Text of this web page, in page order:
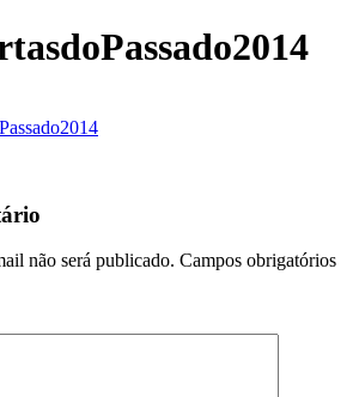
não será publicado. Campos obrigatórios